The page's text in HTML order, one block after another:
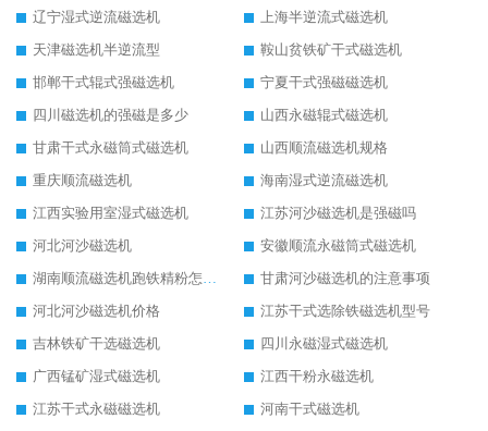
辽宁湿式逆流磁选机
上海半逆流式磁选机
天津磁选机半逆流型
鞍山贫铁矿干式磁选机
邯郸干式辊式强磁选机
宁夏干式强磁磁选机
四川磁选机的强磁是多少
山西永磁辊式磁选机
甘肃干式永磁筒式磁选机
山西顺流磁选机规格
重庆顺流磁选机
海南湿式逆流磁选机
江西实验用室湿式磁选机
江苏河沙磁选机是强磁吗
河北河沙磁选机
安徽顺流永磁筒式磁选机
湖南顺流磁选机跑铁精粉怎么处理
甘肃河沙磁选机的注意事项
河北河沙磁选机价格
江苏干式选除铁磁选机型号
吉林铁矿干选磁选机
四川永磁湿式磁选机
广西锰矿湿式磁选机
江西干粉永磁选机
江苏干式永磁磁选机
河南干式磁选机